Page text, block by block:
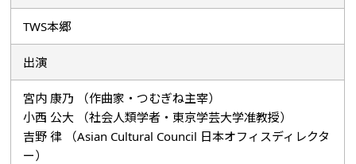
TWS本郷
出演
宮内 康乃 （作曲家・つむぎね主宰）
小西 公大 （社会人類学者・東京学芸大学准教授）
吉野 律 （Asian Cultural Council 日本オフィスディレクタ
ー）